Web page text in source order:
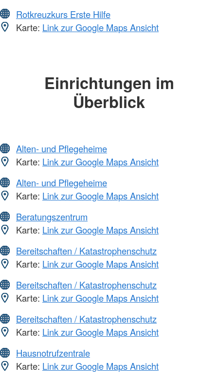
Rotkreuzkurs Erste Hilfe
Karte: Link zur Google Maps Ansicht
Einrichtungen im
Überblick
Alten- und Pflegeheime
Karte: Link zur Google Maps Ansicht
Alten- und Pflegeheime
Karte: Link zur Google Maps Ansicht
Beratungszentrum
Karte: Link zur Google Maps Ansicht
Bereitschaften / Katastrophenschutz
Karte: Link zur Google Maps Ansicht
Bereitschaften / Katastrophenschutz
Karte: Link zur Google Maps Ansicht
Bereitschaften / Katastrophenschutz
Karte: Link zur Google Maps Ansicht
Hausnotrufzentrale
Karte: Link zur Google Maps Ansicht